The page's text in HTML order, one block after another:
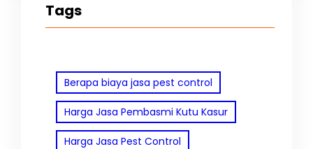
Tags
Berapa biaya jasa pest control
Harga Jasa Pembasmi Kutu Kasur
Harga Jasa Pest Control